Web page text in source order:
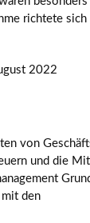
richtete
2022
von
und die
mit den